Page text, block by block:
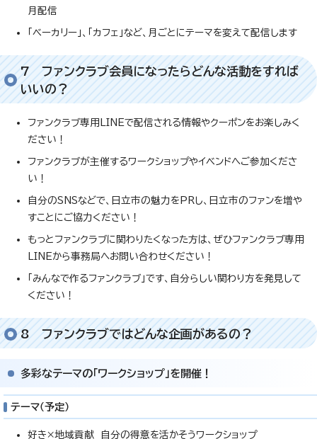
月配信
「ベーカリー」、「カフェ」など、月ごとにテーマを変えて配信します
7 ファンクラブ会員になったらどんな活動をすれば
いいの？
ファンクラブ専用LINEで配信される情報やクーポンをお楽しみく
ださい！
ファンクラブが主催するワークショップやイベンドへご参加くださ
い！
自分のSNSなどで、日立市の魅力をPRし、日立市のファンを増や
すことにご協力ください！
もっとファンクラブに関わりたくなった方は、ぜひファンクラブ専用
LINEから事務局へお問い合わせください！
「みんなで作るファンクラブ」です、自分らしい関わり方を発見して
ください！
8 ファンクラブではどんな企画があるの？
多彩なテーマの「ワークショップ」を開催！
テーマ（予定）
好き×地域貢献 自分の得意を活かそうワークショップ